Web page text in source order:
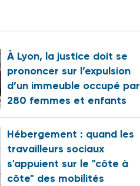
À Lyon, la justice doit se
prononcer sur l’expulsion
d’un immeuble occupé par
280 femmes et enfants
Hébergement : quand les
travailleurs sociaux
s'appuient sur le "côte à
côte" des mobilités